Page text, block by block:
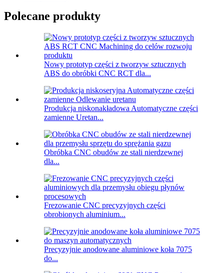
Polecane produkty
Nowy prototyp części z tworzyw sztucznych
ABS do obróbki CNC RCT dla...
Produkcja niskonakładowa Automatyczne części
zamienne Uretan...
Obróbka CNC obudów ze stali nierdzewnej
dla...
Frezowanie CNC precyzyjnych części
obrobionych aluminium...
Precyzyjnie anodowane aluminiowe koła 7075
do...